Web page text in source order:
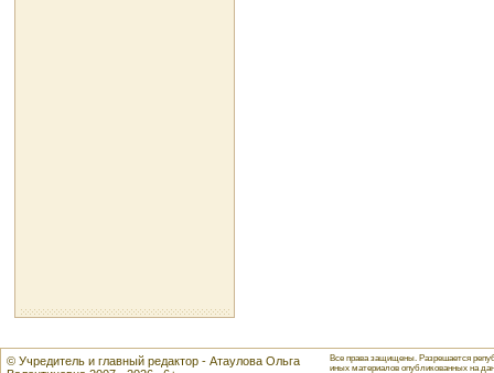
© Учредитель и главный редактор - Атаулова Ольга
Все права защищены. Разрешается
иных материалов опубликованных на